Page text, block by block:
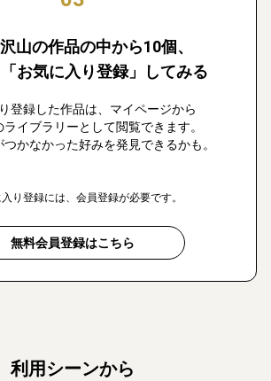
山の作品の中から10個、
お気に入り登録」してみる
登録した作品は、マイページから
ライブラリーとして閲覧できます。
つかなかった好みを発見できるかも。
り登録には、会員登録が必要です。
無料会員登録はこちら
利用シーンから